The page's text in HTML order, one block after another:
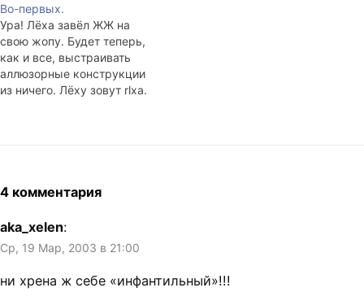
Во-первых.
Ура! Лёха завёл ЖЖ на
свою жопу. Будет теперь,
как и все, выстраивать
аллюзорные конструкции
из ничего. Лёху зовут rlxa.
4 комментария
aka_xelen:
Ср, 19 Мар, 2003 в 21:00
ни хрена ж себе «инфантильный»!!!